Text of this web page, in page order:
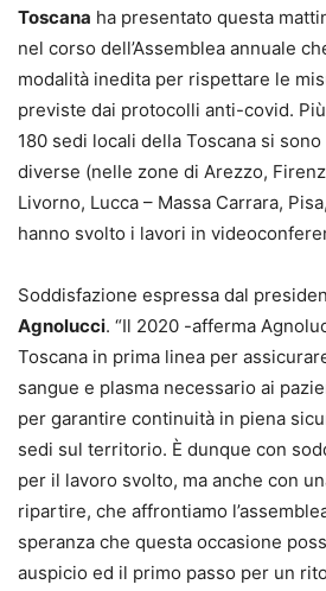
Toscana ha presentato questa
nel corso dell’Assemblea annuale
modalità inedita per rispettare le
previste dai protocolli anti-covid.
180 sedi locali della Toscana si
diverse (nelle zone di Arezzo,
Livorno, Lucca – Massa Carrara,
hanno svolto i lavori in
Soddisfazione espressa dal
Agnolucci. “Il 2020 -afferma
Toscana in prima linea per
sangue e plasma necessario ai
per garantire continuità in piena
sedi sul territorio. È dunque con
per il lavoro svolto, ma anche con
ripartire, che affrontiamo
speranza che questa occasione
auspicio ed il primo passo per un